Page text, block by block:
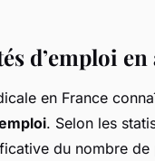
d’emploi en
en France
. Selon les
du nombre